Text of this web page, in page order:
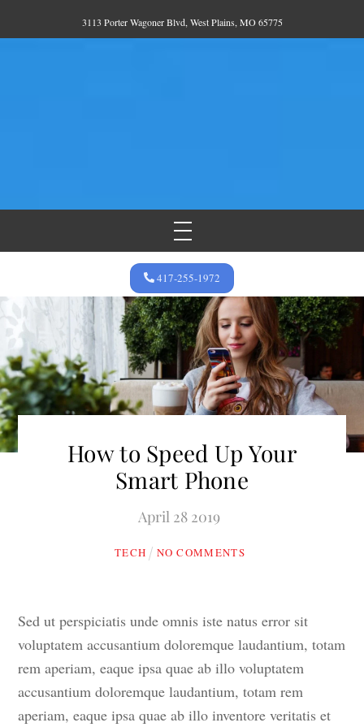
to
3113 Porter Wagoner Blvd, West Plains, MO 65775
Menu
417-255-1972
How to Speed Up Your
Smart Phone
April 28 2019
TECH NO COMMENTS
Sed ut perspiciatis unde omnis iste natus error sit
voluptatem accusantium doloremque laudantium, totam
rem aperiam, eaque ipsa quae ab illo voluptatem
accusantium doloremque laudantium, totam rem
aperiam, eaque ipsa quae ab illo inventore veritatis et